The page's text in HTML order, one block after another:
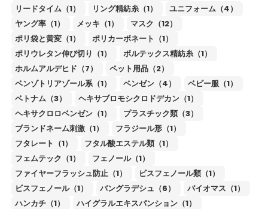
リードタイム（1）
リング精紡糸（1）
ユニフォーム（4）
ヤング率（1）
メッキ（1）
マスク（12）
ポリ袋と黄変（1）
ポリカーボネート（1）
ポリウレタン伸び切り（1）
ボルテックス精紡糸（1）
ホルムアルデヒド（7）
ペット用品（2）
ベンゾトリアゾール系（1）
ベンゼン（4）
ベビー服（1）
ベトナム（3）
ヘキサブロモシクロドデカン（1）
ヘキサクロロベンゼン（1）
プラスチック類（3）
ブランドネーム刺激（1）
フラジール形（1）
フタレート（1）
フタル酸エステル類（1）
フェムテック（1）
フェノール（1）
ファイヤーフラッシュ防止（1）
ビスフェノール類（1）
ビスフェノール（1）
バングラデシュ（6）
バイオマス（1）
ハンカチ（1）
ハイグラルエキスパンション（1）